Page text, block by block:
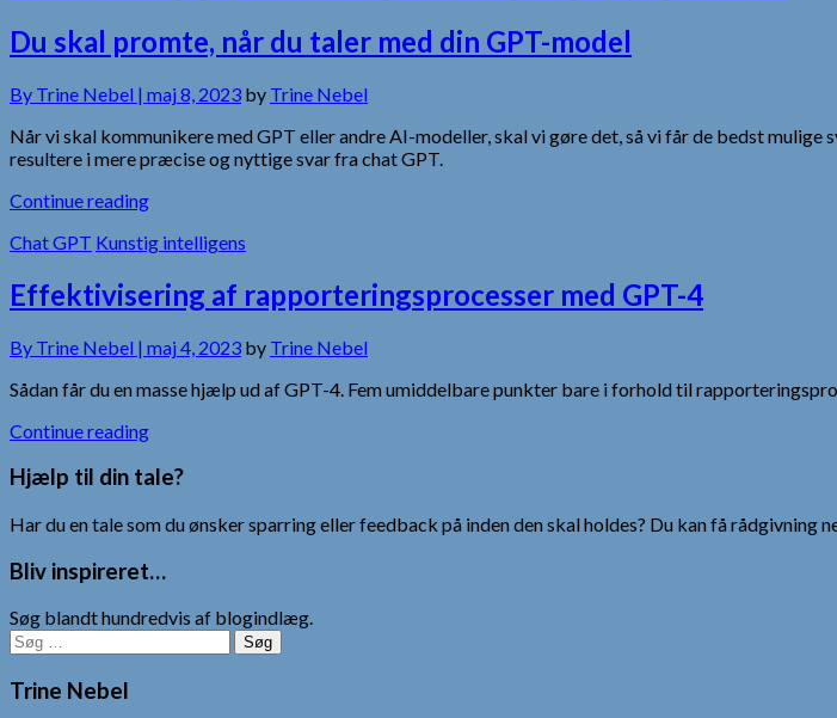
Du skal promte, når du taler med din GPT-model
By Trine Nebel | maj 8, 2023 by Trine Nebel
Når vi skal kommunikere med GPT eller andre AI-modeller, skal vi gøre det, så vi får de bedst
resultere i mere præcise og nyttige svar fra chat GPT.
Continue reading
Chat GPT Kunstig intelligens
Effektivisering af rapporteringsprocesser med GPT-4
By Trine Nebel | maj 4, 2023 by Trine Nebel
Sådan får du en masse hjælp ud af GPT-4. Fem umiddelbare punkter bare i forhold til
Continue reading
Hjælp til din tale?
Har du en tale som du ønsker sparring eller feedback på inden den skal holdes? Du kan få rådgivning
Bliv inspireret…
Søg blandt hundredvis af blogindlæg.
Søg
efter:
Trine Nebel